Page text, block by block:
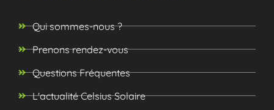
Qui sommes-nous ?
Prenons rendez-vous
Questions Fréquentes
L'actualité Celsius Solaire